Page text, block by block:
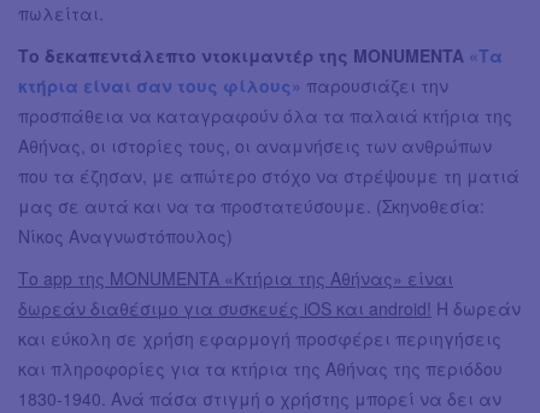
πωλείται.
Το δεκαπεντάλεπτο ντοκιμαντέρ της MONUMENTA «Τα
κτήρια είναι σαν τους φίλους» παρουσιάζει την
προσπάθεια να καταγραφούν όλα τα παλαιά κτήρια της
Αθήνας, οι ιστορίες τους, οι αναμνήσεις των ανθρώπων
που τα έζησαν, με απώτερο στόχο να στρέψουμε τη ματιά
μας σε αυτά και να τα προστατεύσουμε. (Σκηνοθεσία:
Νίκος Αναγνωστόπουλος)
Το app της MONUMENTA «Κτήρια της Αθήνας» είναι
δωρεάν διαθέσιμο για συσκευές iOS και android! Η δωρεάν
και εύκολη σε χρήση εφαρμογή προσφέρει περιηγήσεις
και πληροφορίες για τα κτήρια της Αθήνας της περιόδου
1830-1940. Ανά πάσα στιγμή ο χρήστης μπορεί να δει αν